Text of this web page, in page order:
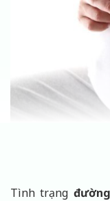
Tình trạng